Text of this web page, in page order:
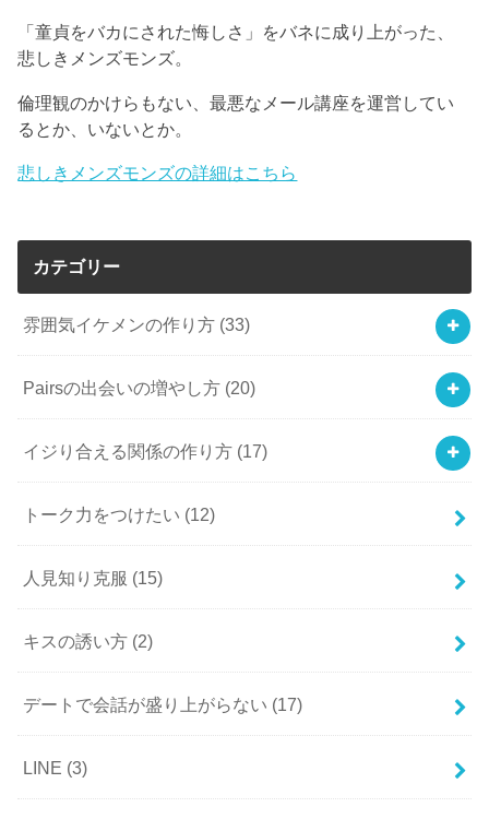
「童貞をバカにされた悔しさ」をバネに成り上がった、
悲しきメンズモンズ。
倫理観のかけらもない、最悪なメール講座を運営してい
るとか、いないとか。
悲しきメンズモンズの詳細はこちら
カテゴリー
雰囲気イケメンの作り方 (33)
Pairsの出会いの増やし方 (20)
イジり合える関係の作り方 (17)
トーク力をつけたい (12)
人見知り克服 (15)
キスの誘い方 (2)
デートで会話が盛り上がらない (17)
LINE (3)